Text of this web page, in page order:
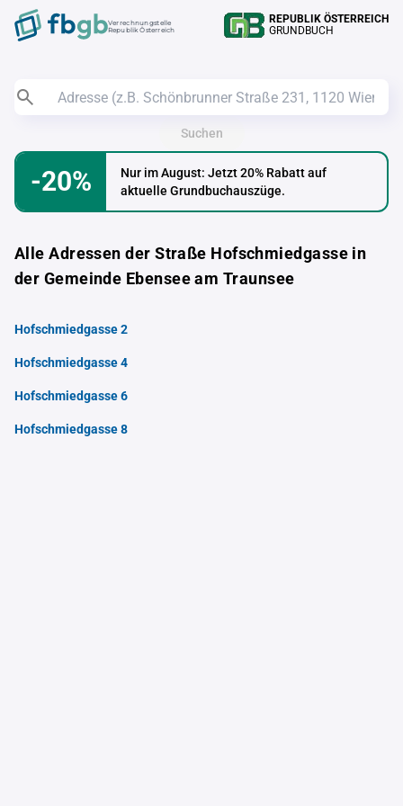
Verrechnungstelle
Republik Österreich
REPUBLIK ÖSTERREICH
GRUNDBUCH
Suchen
-20%
Nur im August: Jetzt 20% Rabatt auf
aktuelle Grundbuchauszüge.
Alle Adressen der Straße Hofschmiedgasse in
der Gemeinde Ebensee am Traunsee
Hofschmiedgasse 2
Hofschmiedgasse 4
Hofschmiedgasse 6
Hofschmiedgasse 8